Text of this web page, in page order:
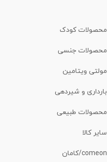
محصولات کودک
محصولات جنسی
مولتی ویتامین
بارداری و شیردهی
محصولات طبیعی
سایر کالا
comeon/کامان